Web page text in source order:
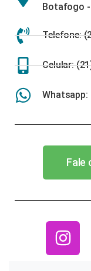
Botafogo -
Telefone:
Celular:
Whatsapp:
Fale